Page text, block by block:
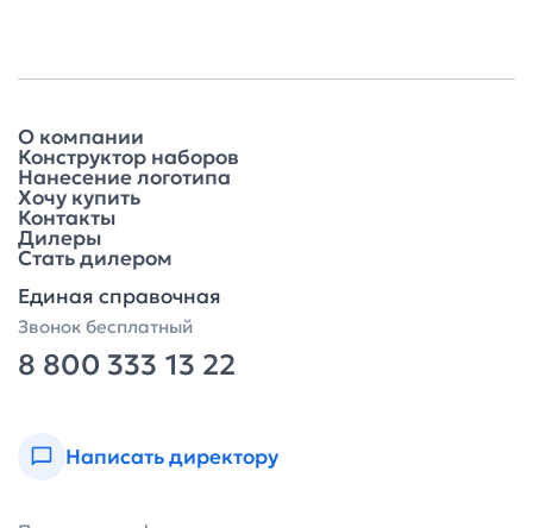
О компании
Конструктор наборов
Нанесение логотипа
Хочу купить
Контакты
Дилеры
Стать дилером
Единая справочная
Звонок бесплатный
8 800 333 13 22
Написать директору